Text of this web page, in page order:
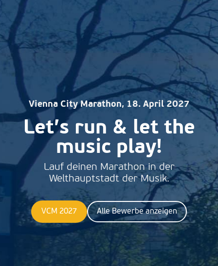
Vienna City Marathon, 18. April 2027
Let’s run & let the
music play!
Lauf deinen Marathon in der
Welthauptstadt der Musik.
VCM 2027 Alle Bewerbe anzeigen